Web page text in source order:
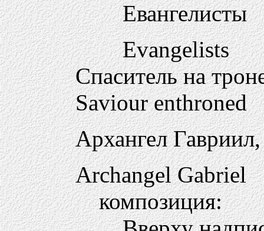
Евангелисты
Evangelists
Спаситель на
Saviour enthroned
Архангел
Archangel Gabriel
композиция: